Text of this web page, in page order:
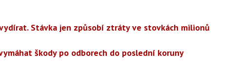
Stávka jen způsobí ztráty ve stovkách milionů
škody po odborech do poslední koruny